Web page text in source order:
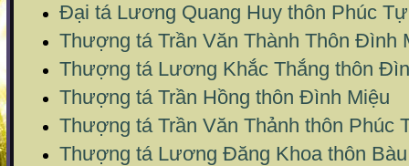
Đại tá Lương Quang Huy thôn Phúc Tự
Thượng tá Trần Văn Thành Thôn Đình
Thượng tá Lương Khắc Thắng thôn
Thượng tá Trần Hồng thôn Đình Miệu
Thượng tá Trần Văn Thảnh thôn Phúc
Thượng tá Lương Đăng Khoa thôn Bàu